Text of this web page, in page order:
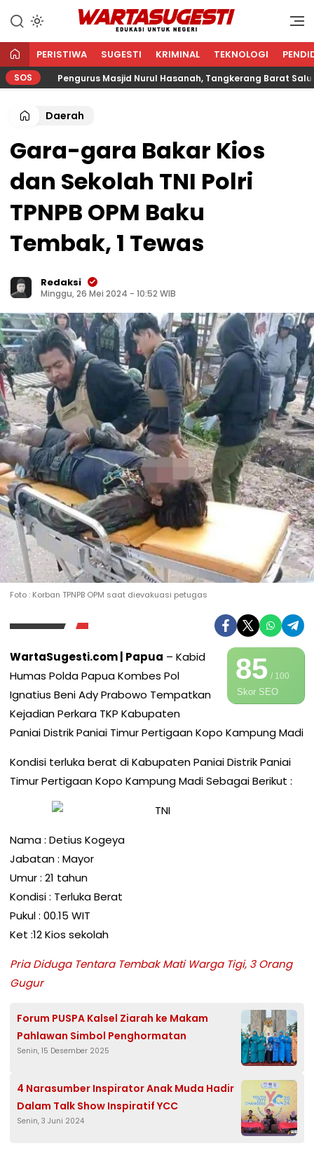
WARTA SUGESTI √ EDUKASI
Edukasi Untuk Negeri
PERISTIWA SUGESTI KRIMINAL TEKNOLOGI
SOSPengurus Masjid Nurul Hasanah, Tangkerang Barat Salurkan
Daerah
Gara-gara Bakar Kios
dan Sekolah TNI Polri
TPNPB OPM Baku
Tembak, 1 Tewas
Redaksi
Minggu, 26 Mei 2024 - 10:52 WIB
Foto : Korban TPNPB OPM saat dievakuasi petugas
85/ 100
Skor SEO
WartaSugesti.com | Papua – Kabid
Humas Polda Papua Kombes Pol
Ignatius Beni Ady Prabowo Tempatkan
Kejadian Perkara TKP Kabupaten
Paniai Distrik Paniai Timur Pertigaan Kopo Kampung Madi
Kondisi terluka berat di Kabupaten Paniai Distrik Paniai
Timur Pertigaan Kopo Kampung Madi Sebagai Berikut :
Nama : Detius Kogeya
Jabatan : Mayor
Umur : 21 tahun
Kondisi : Terluka Berat
Pukul : 00.15 WIT
Ket :12 Kios sekolah
Pria Diduga Tentara Tembak Mati Warga Tigi, 3 Orang
Gugur
Forum PUSPA Kalsel Ziarah ke Makam
Pahlawan Simbol Penghormatan
Senin, 15 Desember 2025
4 Narasumber Inspirator Anak Muda Hadir
Dalam Talk Show Inspiratif YCC
Senin, 3 Juni 2024